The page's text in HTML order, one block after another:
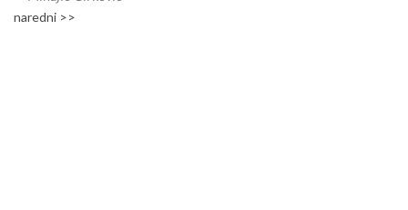
naredni >>